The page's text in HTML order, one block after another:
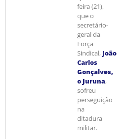
feira (21),
que o
secretário-
geral da
Força
Sindical, João
Carlos
Gonçalves,
o Juruna,
sofreu
perseguição
na
ditadura
militar.